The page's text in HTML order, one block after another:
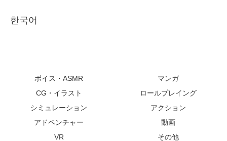
한국어
ボイス・ASMR
マンガ
CG・イラスト
ロールプレイング
シミュレーション
アクション
アドベンチャー
動画
VR
その他